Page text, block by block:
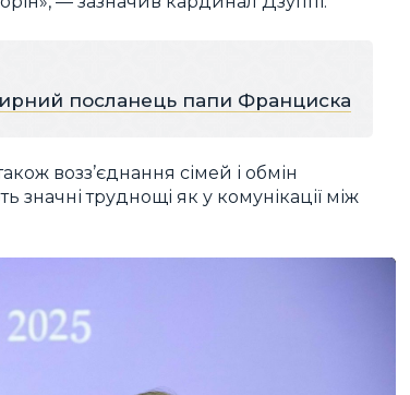
посланець папи Франциска
возз’єднання сімей і обмін
значні труднощі як у комунікації між